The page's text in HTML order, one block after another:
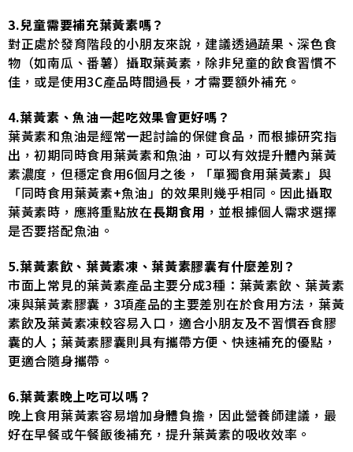
3.兒童需要補充葉黃素嗎？
對正處於發育階段的小朋友來說，建議透過蔬果、深色食
物（如南瓜、番薯）攝取葉黃素，除非兒童的飲食習慣不
佳，或是使用3C產品時間過長，才需要額外補充。
4.葉黃素、魚油一起吃效果會更好嗎？
葉黃素和魚油是經常一起討論的保健食品，而根據研究指
出，初期同時食用葉黃素和魚油，可以有效提升體內葉黃
素濃度，但穩定食用6個月之後，「單獨食用葉黃素」與
「同時食用葉黃素+魚油」的效果則幾乎相同。因此攝取
葉黃素時，應將重點放在長期食用 ，並根據個人需求選擇
是否要搭配魚油。
5.葉黃素飲、葉黃素凍、葉黃素膠囊有什麼差別？
市面上常見的葉黃素產品主要分成3種：葉黃素飲、葉黃素
凍與葉黃素膠囊，3項產品的主要差別在於食用方法，葉黃
素飲及葉黃素凍較容易入口，適合小朋友及不習慣吞食膠
囊的人；葉黃素膠囊則具有攜帶方便、快速補充的優點，
更適合隨身攜帶。
6.葉黃素晚上吃可以嗎？
晚上食用葉黃素容易增加身體負擔，因此營養師建議，最
好在早餐或午餐飯後補充，提升葉黃素的吸收效率。